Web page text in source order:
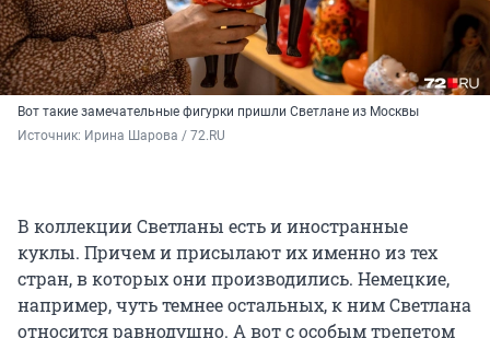
Вот такие замечательные фигурки пришли Светлане из Москвы
Источник: Ирина Шарова / 72.RU
В коллекции Светланы есть и иностранные
куклы. Причем и присылают их именно из тех
стран, в которых они производились. Немецкие,
например, чуть темнее остальных, к ним Светлана
относится равнодушно. А вот с особым трепетом